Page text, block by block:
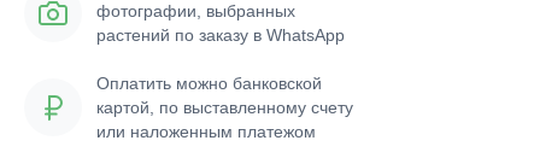
фотографии, выбранных
растений по заказу в WhatsApp
Оплатить можно банковской
картой, по выставленному счету
или наложенным платежом